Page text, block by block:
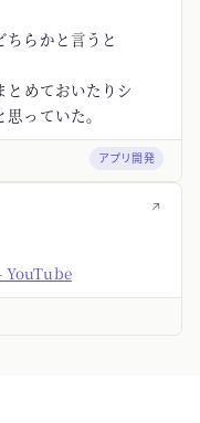
らかと言うと
めておいたりシ
っていた。
アプリ開発
↗
YouTube